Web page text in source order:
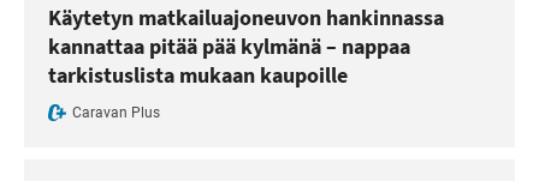
Käytetyn matkailuajoneuvon hankinnassa
kannattaa pitää pää kylmänä – nappaa
tarkistuslista mukaan kaupoille
Caravan Plus